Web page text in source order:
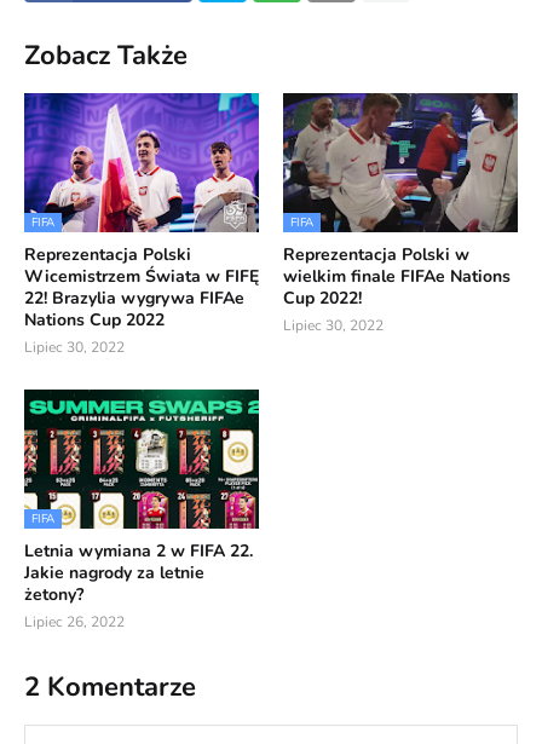
Zobacz Także
FIFA
Reprezentacja Polski
Wicemistrzem Świata w FIFĘ
22! Brazylia wygrywa FIFAe
Nations Cup 2022
Lipiec 30, 2022
FIFA
Reprezentacja Polski w
wielkim finale FIFAe Nations
Cup 2022!
Lipiec 30, 2022
FIFA
Letnia wymiana 2 w FIFA 22.
Jakie nagrody za letnie
żetony?
Lipiec 26, 2022
2 Komentarze